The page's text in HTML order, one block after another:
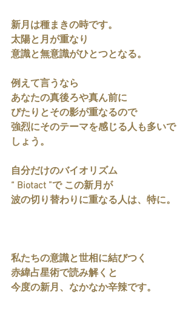
新月は種まきの時です。
太陽と月が重なり
意識と無意識がひとつとなる。
例えて言うなら
あなたの真後ろや真ん前に
ぴたりとその影が重なるので
強烈にそのテーマを感じる人も多いで
しょう。
自分だけのバイオリズム
“ Biotact ”で この新月が
波の切り替わりに重なる人は、特に。
私たちの意識と世相に結びつく
赤緯占星術で読み解くと
今度の新月、なかなか辛辣です。